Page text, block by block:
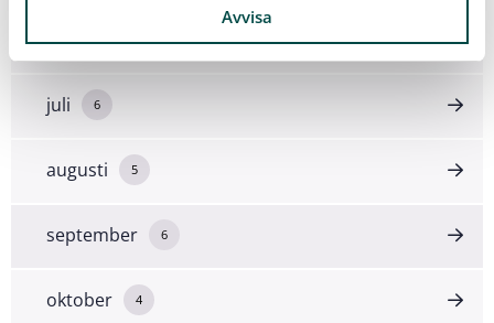
Avvisa
juni 11
juli 6
augusti 5
september 6
oktober 4